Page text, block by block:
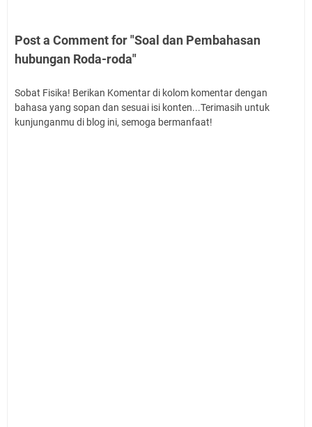
Post a Comment for "Soal dan Pembahasan
hubungan Roda-roda"
Sobat Fisika! Berikan Komentar di kolom komentar dengan
bahasa yang sopan dan sesuai isi konten...Terimasih untuk
kunjunganmu di blog ini, semoga bermanfaat!